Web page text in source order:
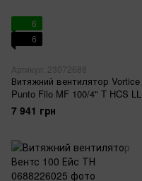
6
6
Артикул: 23072688
Витяжний вентилятор Vortice
Punto Filo MF 100/4" T HCS LL
7 941 грн